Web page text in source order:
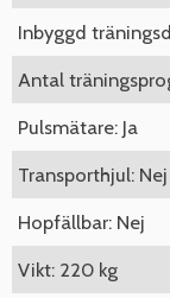
Inbyggd
Antal
Pulsmätare: Ja
Transporthjul: Nej
Hopfällbar: Nej
Vikt: 220 kg